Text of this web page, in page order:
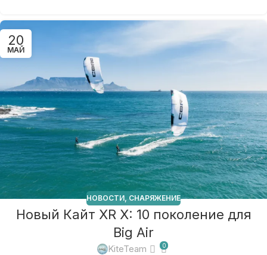
20
МАЙ
НОВОСТИ СНАРЯЖЕНИЕ
Новый Кайт XR X: 10 поколение для
Big Air
KiteTeam 0